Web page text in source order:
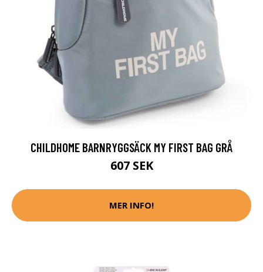
CHILDHOME BARNRYGGSÄCK MY FIRST BAG GRÅ
607 SEK
MER INFO!